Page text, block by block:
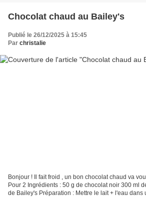
Chocolat chaud au Bailey's
Publié le 26/12/2025 à 15:45
Par christalie
Bonjour ! Il fait froid , un bon chocolat chaud va
Pour 2 Ingrédients : 50 g de chocolat noir 300 ml
de Bailey's Préparation : Mettre le lait + l'eau dans